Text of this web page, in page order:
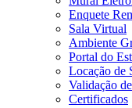
Enquete
Sala Virtual
Ambiente
Portal do
Locação de
Validação
Certificados